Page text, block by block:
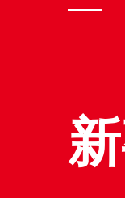
新